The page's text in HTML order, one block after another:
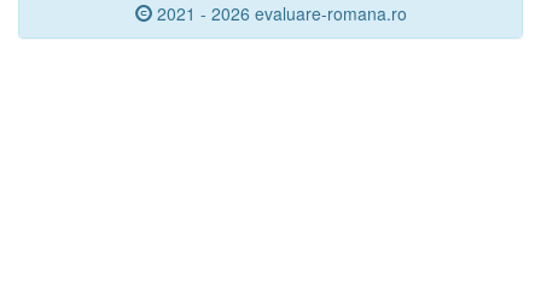
2021 - 2026 evaluare-romana.ro